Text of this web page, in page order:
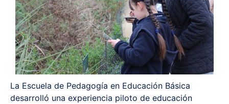
La Escuela de Pedagogía en Educación Básica
desarrolló una experiencia piloto de educación